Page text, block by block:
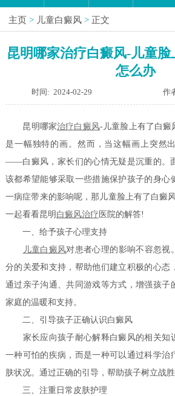
主页 > 儿童白癜风 > 正文
昆明哪家治疗白癜风-儿童
怎么办
时间: 2024-02-29 作
昆明哪家治疗白癜风-儿童脸上有了白癜
是一幅独特的画。然而，当这幅画上突然
——白癜风，家长们的心情无疑是沉重的。
该都希望能够采取一些措施保护孩子的身心
一病症带来的影响呢，那儿童脸上有了白癜
一起看看昆明 白癜风治疗 医院的解答!
一、给予孩子心理支持
儿童白癜风对患者心理的影响不容忽视
分的关爱和支持，帮助他们建立积极的心态
通过亲子沟通、共同游戏等方式，增强孩子
家庭的温暖和支持。
二、引导孩子正确认识白癜风
家长应向孩子耐心解释白癜风的相关知
一种可怕的疾病，而是一种可以通过科学治
肤状况。通过正确的引导，帮助孩子树立战胜
三、注重日常皮肤护理